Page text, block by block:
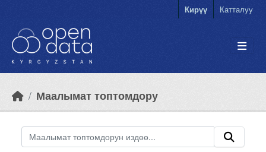
Кирүү Катталуу
Маалымат топтомдору